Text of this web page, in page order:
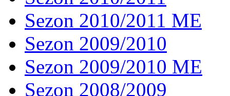
Sezon 2010/2011 ME
Sezon 2009/2010
Sezon 2009/2010 ME
Sezon 2008/2009